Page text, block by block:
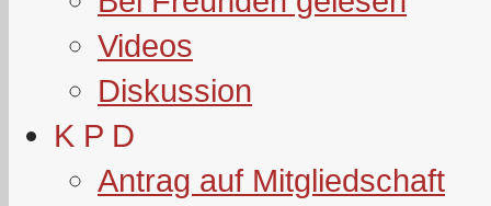
Videos
Diskussion
K P D
Antrag auf Mitgliedschaft